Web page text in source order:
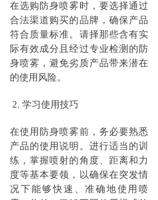
在选购防身喷雾时，要选择通过
合法渠道购买的品牌，确保产品
符合质量标准。请择那些含有实
际有效成分且经过专业检测的防
身喷雾，避免劣质产品带来潜在
的使用风险。
2. 学习使用技巧
在使用防身喷雾前，务必要熟悉
产品的使用说明。进行适当的训
练，掌握喷射的角度、距离和力
度等基本要领，以确保在突发情
况下能够快速、准确地使用喷